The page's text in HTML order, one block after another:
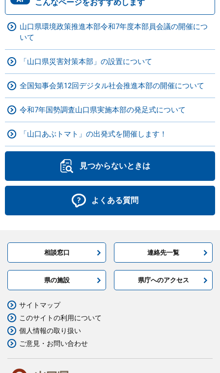
こんなページをおすすめします
山口県環境政策推進本部令和7年度本部員会議の開催につ
いて
「山口県災害対策本部」の設置について
全国知事会第12回デジタル社会推進本部の開催について
令和7年国勢調査山口県実施本部の発足式について
「山口あぶトマト」の出発式を開催します！
見つからないときは
よくある質問
相談窓口 連絡先一覧
県の施設 県庁へのアクセス
サイトマップ
このサイトの利用について
個人情報の取り扱い
ご意見・お問い合わせ